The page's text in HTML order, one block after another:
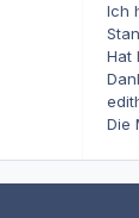
Ich
Hat
Die